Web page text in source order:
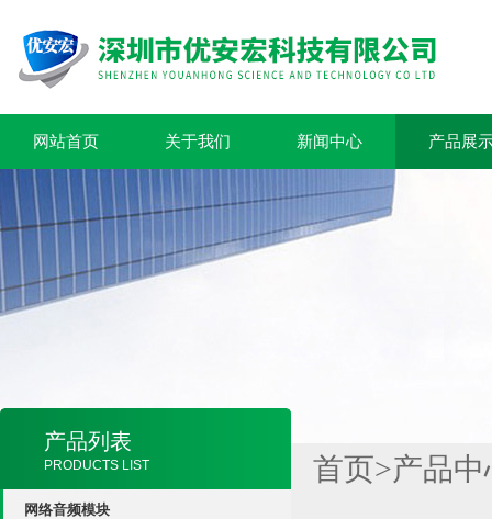
网站首页 关于我们 新闻中心 产品展
产品列表
PRODUCTS LIST
网络音频模块
首页>产品中